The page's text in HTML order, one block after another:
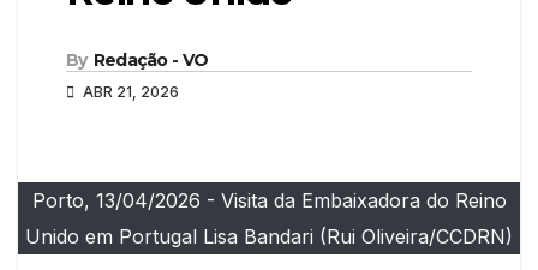
By Redação - VO
ABR 21, 2026
Porto, 13/04/2026 - Visita da Embaixadora do Reino
Unido em Portugal Lisa Bandari (Rui Oliveira/CCDRN)